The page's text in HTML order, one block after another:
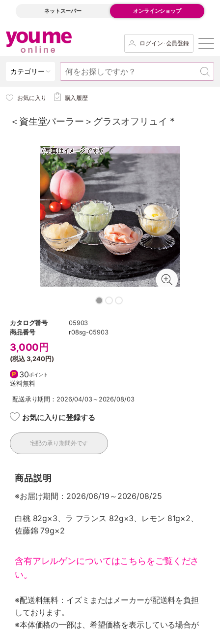
ネットスーパー オンラインショップ
ログイン･会員登録
カテゴリー
お気に入り 購入履歴
＜資生堂パーラー＞グラスオフリュイ *
カタログ番号
05903
商品番号
r08sg-05903
3,000 円
(税込3,240円)
30ポイント
送料無料
配送承り期間：2026/04/03～2026/08/03
お気に入りに登録する
宅配の承り期間外です
商品説明
※お届け期間：2026/06/19～2026/08/25
白桃 82g×3、ラ フランス 82g×3、レモン 81g×2、
佐藤錦 79g×2
含有アレルゲンについてはこちらをご覧くださ
い。
※配送料無料：イズミまたはメーカーが配送料を負担
しております。
※本体価格の一部は、希望価格を表示している場合が